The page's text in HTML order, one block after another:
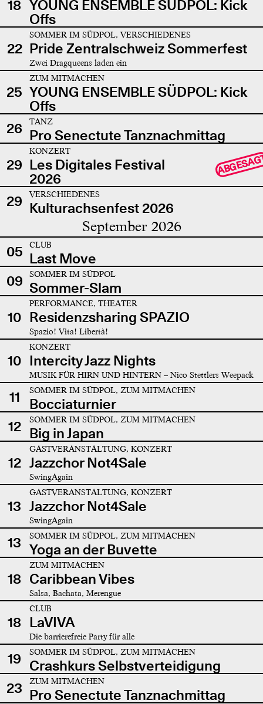
18 YOUNG ENSEMBLE SÜDPOL: Kick
Offs
22
SOMMER IM SÜDPOL, VERSCHIEDENES
Pride Zentralschweiz Sommerfest
Zwei Dragqueens laden ein
25
ZUM MITMACHEN
YOUNG ENSEMBLE SÜDPOL: Kick
Offs
26
TANZ
Pro Senectute Tanznachmittag
29
KONZERT
Les Digitales Festival
2026
29 VERSCHIEDENES
Kulturachsenfest 2026
September 2026
05 CLUB
Last Move
09
SOMMER IM SÜDPOL
Sommer-Slam
10
PERFORMANCE, THEATER
Residenzsharing SPAZIO
Spazio! Vita! Libertà!
10
KONZERT
Intercity Jazz Nights
MUSIK FÜR HIRN UND HINTERN – Nico Stettlers Weepack
11 SOMMER IM SÜDPOL, ZUM MITMACHEN
Bocciaturnier
12
SOMMER IM SÜDPOL, ZUM MITMACHEN
Big in Japan
12
GASTVERANSTALTUNG, KONZERT
Jazzchor Not4Sale
SwingAgain
13
GASTVERANSTALTUNG, KONZERT
Jazzchor Not4Sale
SwingAgain
13 SOMMER IM SÜDPOL, ZUM MITMACHEN
Yoga an der Buvette
18
ZUM MITMACHEN
Caribbean Vibes
Salsa, Bachata, Merengue
18
CLUB
LaVIVA
Die barrierefreie Party für alle
19 SOMMER IM SÜDPOL, ZUM MITMACHEN
Crashkurs Selbstverteidigung
23
ZUM MITMACHEN
Pro Senectute Tanznachmittag